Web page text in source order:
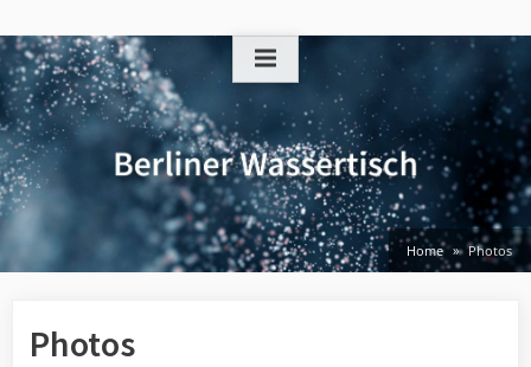
to
content
Home Photos
Photos